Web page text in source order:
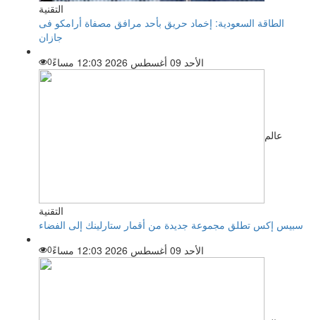
التقنية
الطاقة السعودية: إخماد حريق بأحد مرافق مصفاة أرامكو فى
جازان
الأحد 09 أغسطس 2026 12:03 مساءً
0
عالم
التقنية
سبيس إكس تطلق مجموعة جديدة من أقمار ستارلينك إلى الفضاء
الأحد 09 أغسطس 2026 12:03 مساءً
0